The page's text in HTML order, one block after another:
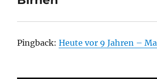
Pingback:Heute vor 9 Jahren –